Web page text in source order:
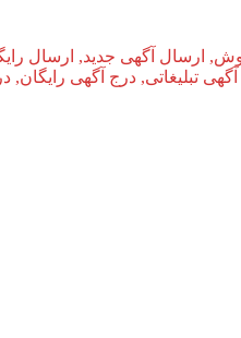
ارسال آگهی جدید, ارسال
تبلیغاتی, درج آگهی رایگان,